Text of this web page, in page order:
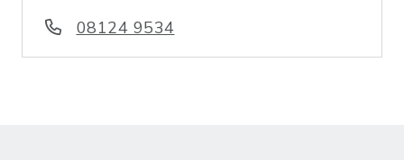
08124 9534